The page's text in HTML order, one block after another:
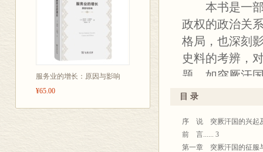
服务业的增长：原因与影响
¥65.00
砖加瓦的工作。
书内容和观点没有改动
吴玉贵
本书是一
政权的政治关
格局，也深刻
史料的考辨，
题，如突厥汗
唐朝初年平定
的见解，并在
线索，将作为
目 录
序 说 突厥汗国的兴起
前 言...... 3
第一章 突厥汗国的征服